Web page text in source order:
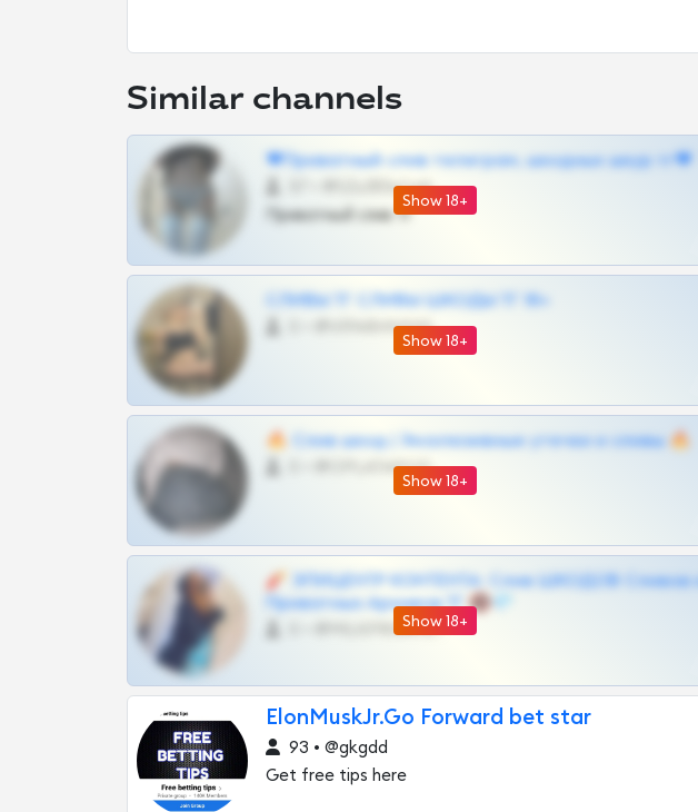
Similar channels
Show 18+
❤Приватный слив телеграм, шкодных шкур тг❤
@SZu3ll3sCatt_bot
Приватный слив тг
Show 18+
СЛИВЫ ТГ СЛИВЫ ШКОДЫ ТГ 18+
@VIPARHIVS55BOT
Show 18+
🔥 Слив шкод | Эксклюзивные утечки и сливы 🔥
@OPLATAPODPSK1BOT
Show 18+
🧨 ЭПИЦЕНТР КОНТЕНТА: Слив ШКОДОВ Сливов и
Приватных Архивов ТГ 🔞💎
@MILKPRIVATES39BOT
ElonMuskJr.Go Forward bet star
93 • @gkgdd
Get free tips here